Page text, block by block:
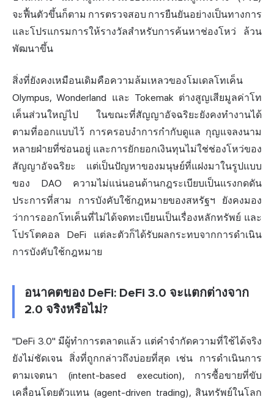
จะฟื้นตัวขึ้นก็ตาม การตรวจสอบ การยืนยันอย่างเป็นทางการ
และโปรแกรมการให้รางวัลสำหรับการค้นหาช่องโหว่ ล้วน
พัฒนาขึ้น
สิ่งที่ยังคงเหมือนเดิมคือความล้มเหลวของโมเดลโทเค็น
Olympus, Wonderland และ Tokemak ต่างสูญเสียมูลค่าโท
เค็นส่วนใหญ่ไป ในขณะที่สัญญาอัจฉริยะยังคงทำงานได้
ตามที่ออกแบบไว้ การครอบงำการกำกับดูแล กุญแจลงนาม
หลายฝ่ายที่ซ่อนอยู่ และการยักยอกเงินทุนไม่ใช่ช่องโหว่ของ
สัญญาอัจฉริยะ แต่เป็นปัญหาของมนุษย์ที่แฝงมาในรูปแบบ
ของ DAO ความไม่แน่นอนด้านกฎระเบียบเป็นแรงกดดัน
ประการที่สาม การบังคับใช้กฎหมายของสหรัฐฯ ยังคงมอง
ว่าการออกโทเค็นที่ไม่ได้จดทะเบียนเป็นเรื่องหลักทรัพย์ และ
โปรโตคอล DeFi แต่ละตัวก็ได้รับผลกระทบจากการดำเนิน
การบังคับใช้กฎหมาย
อนาคตของ DeFi: DeFi 3.0 จะแตกต่างจาก
2.0 จริงหรือไม่?
"DeFi 3.0" มีผู้ทำการตลาดแล้ว แต่คำจำกัดความที่ใช้ได้จริง
ยังไม่ชัดเจน สิ่งที่ถูกกล่าวถึงบ่อยที่สุด เช่น การดำเนินการ
ตามเจตนา (intent-based execution), การซื้อขายที่ขับ
เคลื่อนโดยตัวแทน (agent-driven trading), สินทรัพย์ในโลก